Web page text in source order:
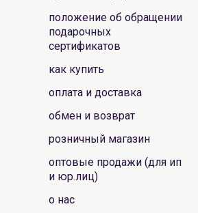
положение об обращении
подарочных
сертификатов
как купить
оплата и доставка
обмен и возврат
розничный магазин
оптовые продажи (для ип
и юр.лиц)
о нас